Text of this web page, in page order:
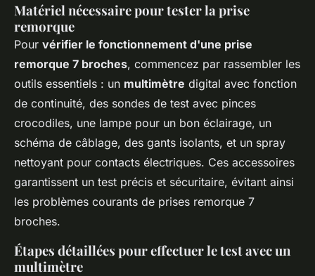
Matériel nécessaire pour tester la prise
remorque
Pour vérifier le fonctionnement d'une prise
remorque 7 broches, commencez par rassembler les
outils essentiels : un multimètre digital avec fonction
de continuité, des sondes de test avec pinces
crocodiles, une lampe pour un bon éclairage, un
schéma de câblage, des gants isolants, et un spray
nettoyant pour contacts électriques. Ces accessoires
garantissent un test précis et sécuritaire, évitant ainsi
les problèmes courants de prises remorque 7
broches.
Étapes détaillées pour effectuer le test avec un
multimètre